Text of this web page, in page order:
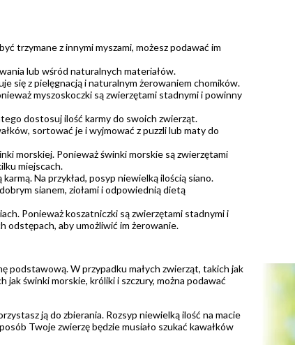
trzymane z innymi myszami, możesz podawać im
lub wśród naturalnych materiałów.
się z pielęgnacją i naturalnym żerowaniem chomików.
myszoskoczki są zwierzętami stadnymi i powinny
dostosuj ilość karmy do swoich zwierząt.
sortować je i wyjmować z puzzli lub maty do
morskiej. Ponieważ świnki morskie są zwierzętami
miejscach.
Na przykład, posyp niewielką ilością siano.
sianem, ziołami i odpowiednią dietą
Ponieważ koszatniczki są zwierzętami stadnymi i
odstępach, aby umożliwić im żerowanie.
podstawową. W przypadku małych zwierząt, takich jak
świnki morskie, króliki i szczury, można podawać
ją do zbierania. Rozsyp niewielką ilość na macie
Twoje zwierzę będzie musiało szukać kawałków